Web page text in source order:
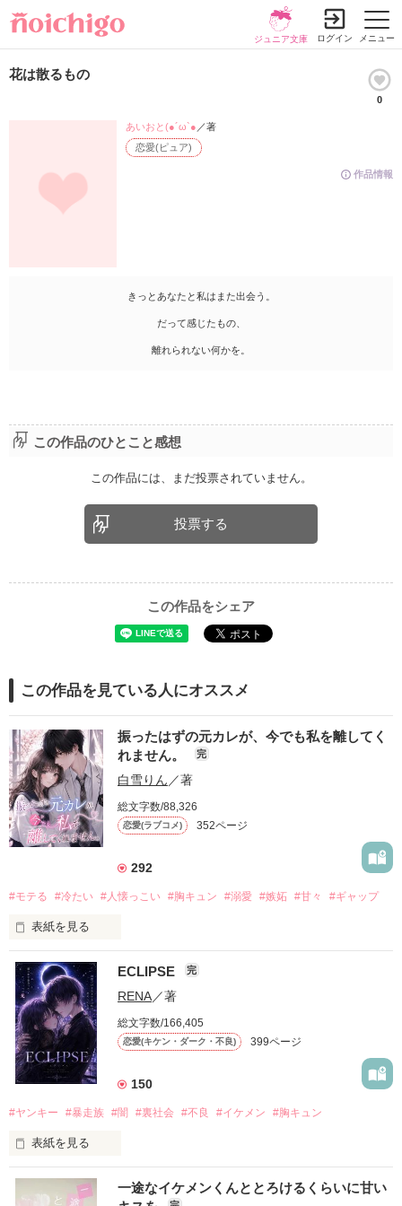
メニュー
ジュニア文庫 ログイン
花は散るもの
0
作品情報
恋愛(ピュア)
あいおと(●´ω`● ／著
きっとあなたと私はまた出会う。
だって感じたもの、
離れられない何かを。
この作品のひとこと感想
この作品には、まだ投票されていません。
投票する
この作品をシェア
この作品を見ている人にオススメ
振ったはずの元カレが、今でも私を離してく
れません。
完
白雪りん ／著
総文字数/88,326
恋愛(ラブコメ) 352ページ
292
#モテる #冷たい #人懐っこい #胸キュン #溺愛 #嫉妬 #甘々 #ギャップ
表紙を見る
「好きだったから、別れを選んだ。」
モテる人を好きになるのが怖かった。
だから私は、中学時代に大好きだった彼を自分から振った。
もう会うことはないと思っていたのに、
高校生になって再会した彼は、隣の学校で”王子様”と呼ばれる
他の女の子には冷たいのに
私にだけ昔と変わらない笑顔を向けてくる。
ECLIPSE 完
RENA／著
総文字数/166,405
恋愛(キケン・ダーク・不良) 399ページ
150
#ヤンキー #暴走族 #闇 #裏社会 #不良 #イケメン #胸キュン
表紙を見る
表紙画像はAIです
一途なイケメンくんととろけるくらいに甘い